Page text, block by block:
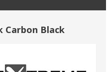
Carbon Black